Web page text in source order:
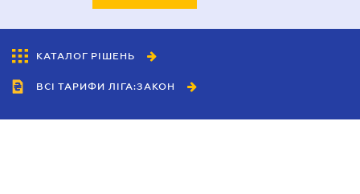
КАТАЛОГ РІШЕНЬ
ВСІ ТАРИФИ ЛІГА:ЗАКОН